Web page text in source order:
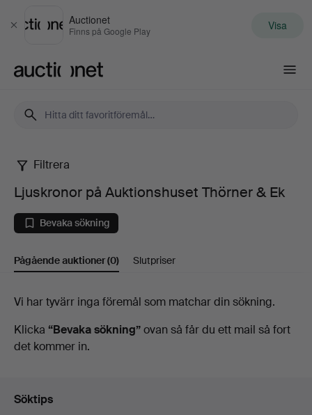
Stäng
Auctionet
Finns på Google Play Visa
Ljuskronor
på
Auktionshuset
Thörner
&
Ek
Filtrera
Ljuskronor på Auktionshuset Thörner & Ek
Bevaka sökning
Pågående auktioner(0) Slutpriser
Pågående
auktioner
Vi har tyvärr inga föremål som matchar din sökning.
Klicka “Bevaka sökning”ovan så får du ett mail så fort
det kommer in.
Söktips